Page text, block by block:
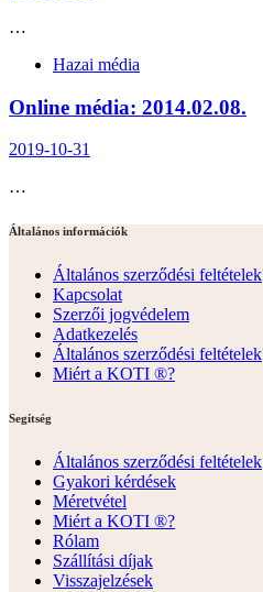
…
Hazai média
Online média: 2014.02.08.
2019-10-31
…
Általános információk
Általános szerződési feltételek
Kapcsolat
Szerzői jogvédelem
Adatkezelés
Általános szerződési feltételek
Miért a KOTI ®?
Segítség
Általános szerződési feltételek
Gyakori kérdések
Méretvétel
Miért a KOTI ®?
Rólam
Szállítási díjak
Visszajelzések